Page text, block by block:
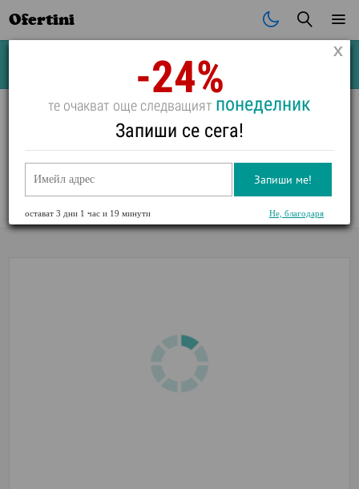
Ofertini
Почивки Стоки
Екскурзия до Белград с панорамна обиколка и
възможност за посещение на Нови Сад
-24%
те очакват още следващият понеделник
Запиши се сега!
Запиши ме!
остават3 дни 1 час и 19 минути Не, благодаря